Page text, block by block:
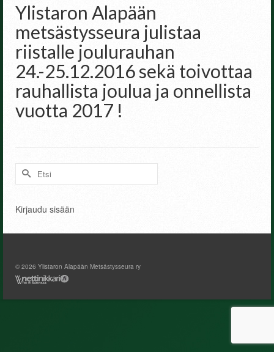
Ylistaron Alapään
metsästysseura julistaa
riistalle joulurauhan
24.-25.12.2016 sekä toivottaa
rauhallista joulua ja onnellista
vuotta 2017 !
Search
for:
Kirjaudu sisään
© 2026 Ylistaron Alapään Metsästysseura ry